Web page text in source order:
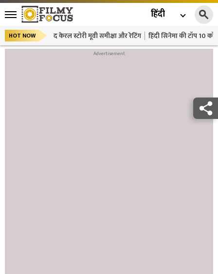
हिंदी
HOT NOW द केरल स्टोरी मूवी समीक्षा और रेटिंग हिंदी सिनेमा की टॉप 10